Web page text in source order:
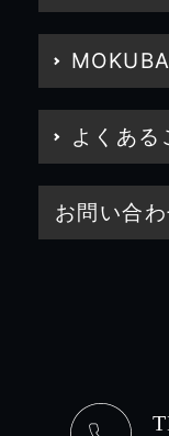
よくある
お問い合